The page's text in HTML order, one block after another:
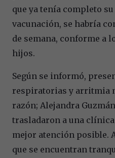
que ya tenía completo su
vacunación, se habría
de semana, conforme a
hijos.
Según se informó,
respiratorias y arritmia
razón; Alejandra
trasladaron a una
mejor atención posible.
que se encuentran